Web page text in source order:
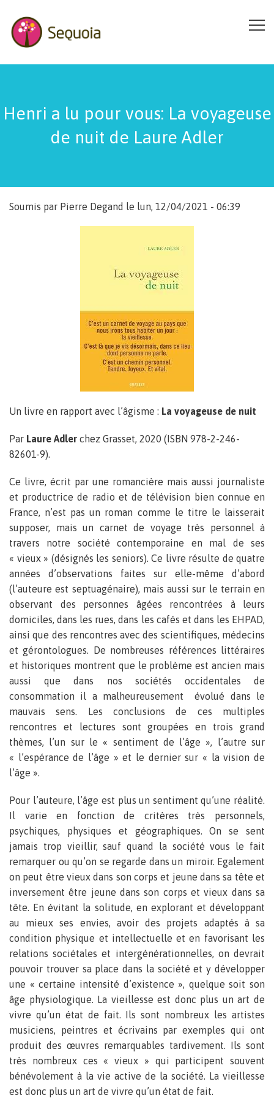
Henri a lu pour vous: La voyageuse
de nuit de Laure Adler
Soumis par Pierre Degand le lun, 12/04/2021 - 06:39
Un livre en rapport avec l’âgisme : La voyageuse de nuit
Par Laure Adler chez Grasset, 2020 (ISBN 978-2-246-
82601-9).
Ce livre, écrit par une romancière mais aussi journaliste
et productrice de radio et de télévision bien connue en
France, n’est pas un roman comme le titre le laisserait
supposer, mais un carnet de voyage très personnel à
travers notre société contemporaine en mal de ses
« vieux » (désignés les seniors). Ce livre résulte de quatre
années d’observations faites sur elle-même d’abord
(l’auteure est septuagénaire), mais aussi sur le terrain en
observant des personnes âgées rencontrées à leurs
domiciles, dans les rues, dans les cafés et dans les EHPAD,
ainsi que des rencontres avec des scientifiques, médecins
et gérontologues. De nombreuses références littéraires
et historiques montrent que le problème est ancien mais
aussi que dans nos sociétés occidentales de
consommation il a malheureusement évolué dans le
mauvais sens. Les conclusions de ces multiples
rencontres et lectures sont groupées en trois grand
thèmes, l’un sur le « sentiment de l’âge », l’autre sur
« l’espérance de l’âge » et le dernier sur « la vision de
l’âge ».
Pour l’auteure, l’âge est plus un sentiment qu’une réalité.
Il varie en fonction de critères très personnels,
psychiques, physiques et géographiques. On se sent
jamais trop vieillir, sauf quand la société vous le fait
remarquer ou qu’on se regarde dans un miroir. Egalement
on peut être vieux dans son corps et jeune dans sa tête et
inversement être jeune dans son corps et vieux dans sa
tête. En évitant la solitude, en explorant et développant
au mieux ses envies, avoir des projets adaptés à sa
condition physique et intellectuelle et en favorisant les
relations sociétales et intergénérationnelles, on devrait
pouvoir trouver sa place dans la société et y développer
une « certaine intensité d’existence », quelque soit son
âge physiologique. La vieillesse est donc plus un art de
vivre qu’un état de fait. Ils sont nombreux les artistes
musiciens, peintres et écrivains par exemples qui ont
produit des œuvres remarquables tardivement. Ils sont
très nombreux ces « vieux » qui participent souvent
bénévolement à la vie active de la société. La vieillesse
est donc plus un art de vivre qu’un état de fait.